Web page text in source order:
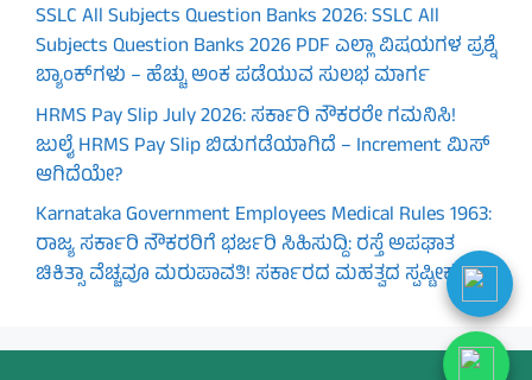
SSLC All Subjects Question Banks 2026: SSLC All
Subjects Question Banks 2026 PDF ಎಲ್ಲಾ ವಿಷಯಗಳ ಪ್ರಶ್ನೆ
ಬ್ಯಾಂಕ್‌ಗಳು – ಹೆಚ್ಚು ಅಂಕ ಪಡೆಯುವ ಸುಲಭ ಮಾರ್ಗ
HRMS Pay Slip July 2026: ಸರ್ಕಾರಿ ನೌಕರರೇ ಗಮನಿಸಿ!
ಜುಲೈ HRMS Pay Slip ಬಿಡುಗಡೆಯಾಗಿದೆ – Increment ಮಿಸ್
ಆಗಿದೆಯೇ?
Karnataka Government Employees Medical Rules 1963:
ರಾಜ್ಯ ಸರ್ಕಾರಿ ನೌಕರರಿಗೆ ಭರ್ಜರಿ ಸಿಹಿಸುದ್ದಿ: ರಸ್ತೆ ಅಪಘಾತ
ಚಿಕಿತ್ಸಾ ವೆಚ್ಚವೂ ಮರುಪಾವತಿ! ಸರ್ಕಾರದ ಮಹತ್ವದ ಸ್ಪಷ್ಟೀಕರಣ